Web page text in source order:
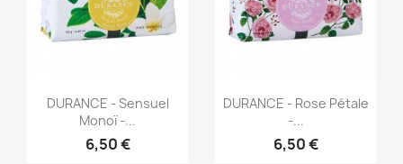
Aperçu rapide
DURANCE - Sensuel
Monoï -...
6,50 €
Aperçu rapide
DURANCE - Rose Pétale
-...
6,50 €